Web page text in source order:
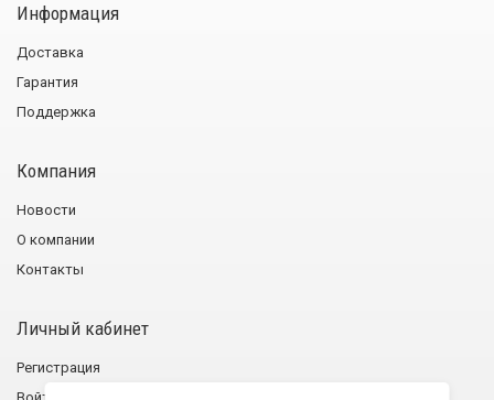
Информация
Доставка
Гарантия
Поддержка
Компания
Новости
О компании
Контакты
Личный кабинет
Регистрация